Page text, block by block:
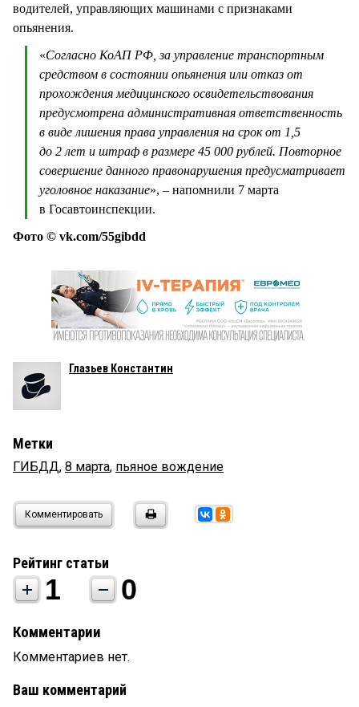
водителей, управляющих машинами с признаками
опьянения.
«Согласно КоАП РФ, за управление транспортным
средством в состоянии опьянения или отказ от
прохождения медицинского освидетельствования
предусмотрена административная ответственность
в виде лишения права управления на срок от 1,5
до 2 лет и штраф в размере 45 000 рублей. Повторное
совершение данного правонарушения предусматривает
уголовное наказание», – напомнили 7 марта
в Госавтоинспекции.
Фото © vk.com/55gibdd
Глазьев Константин
Метки
ГИБДД, 8 марта, пьяное вождение
Комментировать
Рейтинг статьи
1 0
Комментарии
Комментариев нет.
Ваш комментарий